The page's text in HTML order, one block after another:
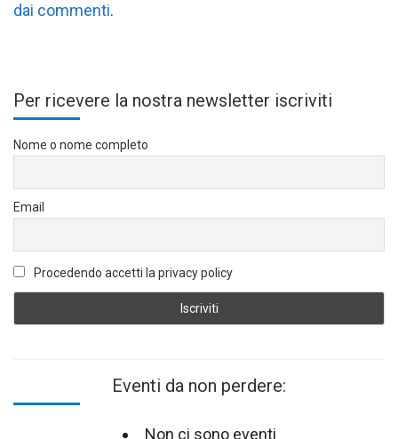
dai commenti.
Per ricevere la nostra newsletter iscriviti
Nome o nome completo
Email
Procedendo accetti la privacy policy
Eventi da non perdere:
Non ci sono eventi